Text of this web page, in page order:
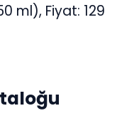
ml), Fiyat: 129